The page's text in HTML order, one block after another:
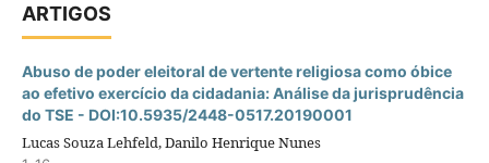
ARTIGOS
Abuso de poder eleitoral de vertente religiosa como óbice
ao efetivo exercí­cio da cidadania: Análise da jurisprudência
do TSE - DOI:10.5935/2448-0517.20190001
Lucas Souza Lehfeld, Danilo Henrique Nunes